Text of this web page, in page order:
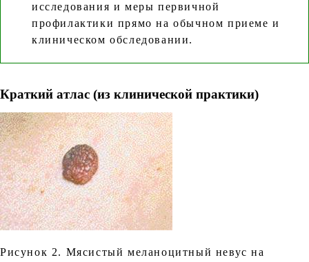
исследования и меры первичной
профилактики прямо на обычном приеме и
клиническом обследовании.
Краткий атлас (из клинической практики)
Рисунок 2. Мясистый меланоцитный невус на